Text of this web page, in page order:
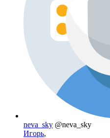
neva_sky @neva_sky
Игорь,